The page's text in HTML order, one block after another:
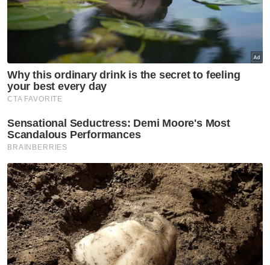
yang mewakili bapa kepada lima anak itu
merayu agar anak guamnya diberikan ikat
jamin pada kadar minimum kerana dia perlu
menyediakan wang untuk rawatan penyakit
kencing manis dan darah tinggi.
Selepas mendengar permohonan semua
pihak, Khartiyayini membenarkan tertuduh
diikat jamin sebanyak RM10,000 dengan
seorang penjamin.
“Lesen tertuduh digantung sementara
sehingga kes ini selesai,” katanya sambil
menetapkan 4 Ogos depan untuk serahan
laporan kimia dan forensik.
Dalam prosiding itu, Royston Tan Chun Tat